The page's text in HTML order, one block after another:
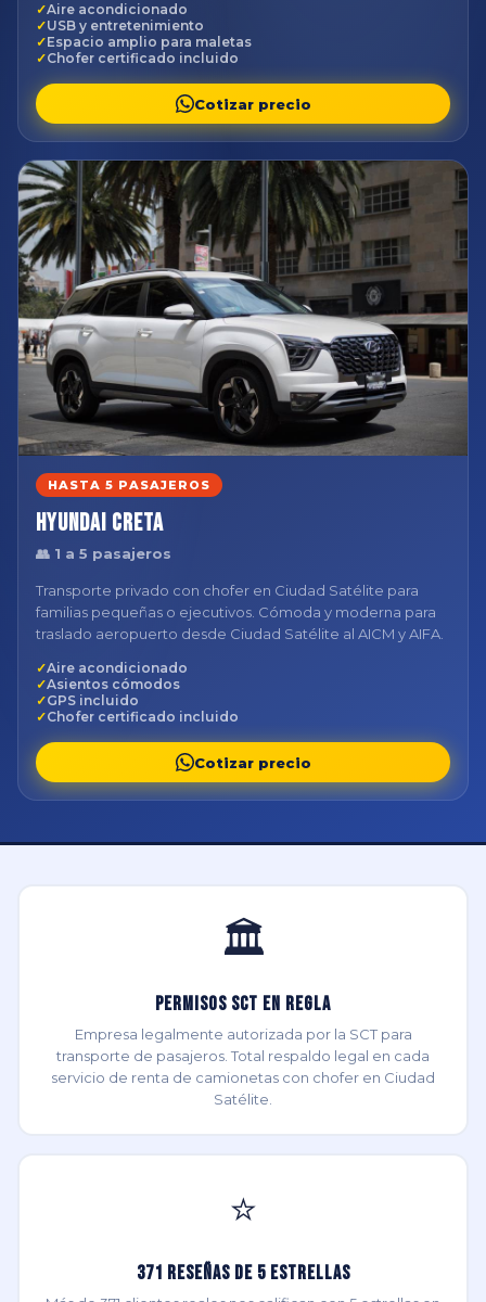
Aire acondicionado
USB y entretenimiento
Espacio amplio para maletas
Chofer certificado incluido
Cotizar precio
HASTA 5 PASAJEROS
Hyundai Creta
👥 1 a 5 pasajeros
Transporte privado con chofer en Ciudad Satélite para
familias pequeñas o ejecutivos. Cómoda y moderna para
traslado aeropuerto desde Ciudad Satélite al AICM y AIFA.
Aire acondicionado
Asientos cómodos
GPS incluido
Chofer certificado incluido
Cotizar precio
🏛️
Permisos SCT en Regla
Empresa legalmente autorizada por la SCT para
transporte de pasajeros. Total respaldo legal en cada
servicio de renta de camionetas con chofer en Ciudad
Satélite.
⭐
371 Reseñas de 5 Estrellas